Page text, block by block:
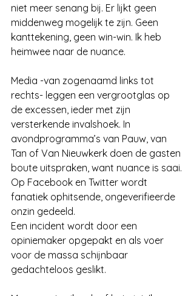
niet meer senang bij. Er lijkt geen
middenweg mogelijk te zijn. Geen
kanttekening, geen win-win. Ik heb
heimwee naar de nuance.
Media -van zogenaamd links tot
rechts- leggen een vergrootglas op
de excessen, ieder met zijn
versterkende invalshoek. In
avondprogramma’s van Pauw, van
Tan of Van Nieuwkerk doen de gasten
boute uitspraken, want nuance is saai.
Op Facebook en Twitter wordt
fanatiek ophitsende, ongeverifieerde
onzin gedeeld.
Een incident wordt door een
opiniemaker opgepakt en als voer
voor de massa schijnbaar
gedachteloos geslikt.